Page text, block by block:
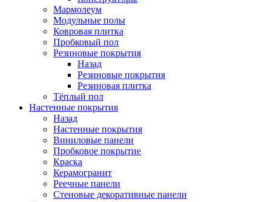
Мармолеум
Модульные полы
Ковровая плитка
Пробковый пол
Резиновые покрытия
Назад
Резиновые покрытия
Резиновая плитка
Тёплый пол
Настенные покрытия
Назад
Настенные покрытия
Виниловые панели
Пробковое покрытие
Краска
Керамогранит
Реечные панели
Стеновые декоративные панели